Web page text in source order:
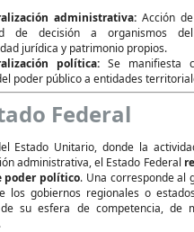
administrativa: Acción
de decisión a organismos
jurídica y patrimonio propios.
política: Se manifiesta
poder público a entidades
Federal
Estado Unitario, donde la
administrativa, el Estado Federal
poder político. Una corresponde al
los gobiernos regionales o
su esfera de competencia, de